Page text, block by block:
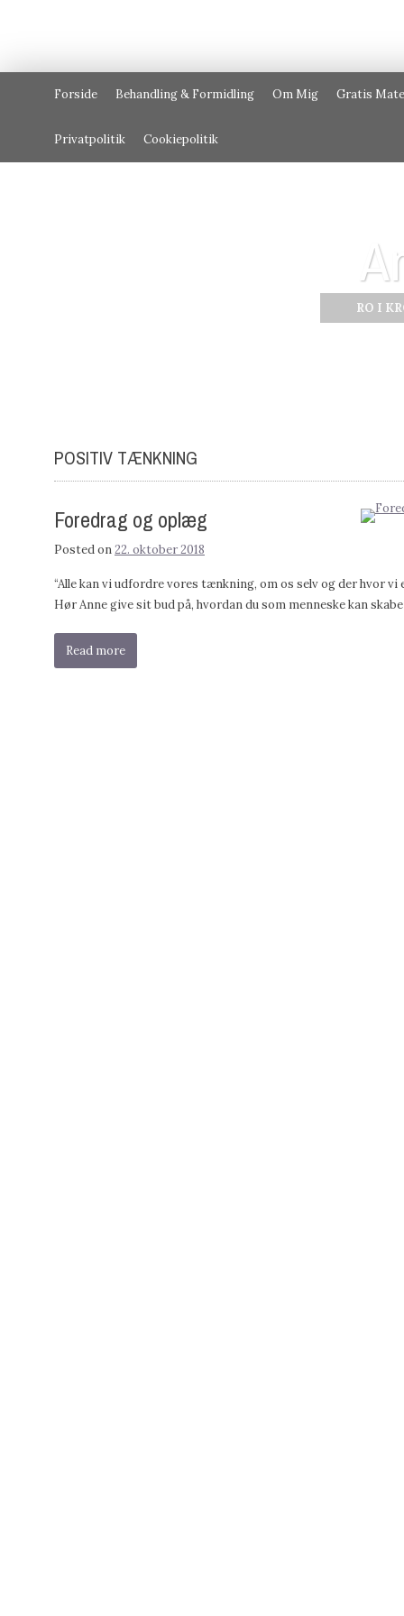
Forside Behandling & Formidling Om Mig Gratis
Privatpolitik Cookiepolitik
RO I
POSITIV TÆNKNING
Foredrag og oplæg
Posted on22. oktober 2018
“Alle kan vi udfordre vores tænkning, om os selv og der hvor vi
Hør Anne give sit bud på, hvordan du som menneske kan skabe
Read more